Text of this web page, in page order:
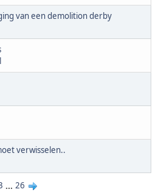
van een demolition derby
verwisselen..
... 26